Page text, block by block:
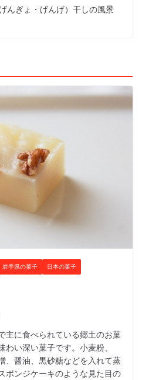
んぎょ・げんげ）干しの風景
岩手県の菓子 日本の菓子
主に食べられている郷土のお菓
い深い菓子です。小麦粉、
、醤油、黒砂糖などを入れて蒸
ポンジケーキのような見た目の